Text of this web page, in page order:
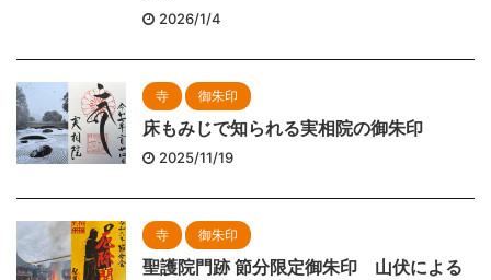
2026/1/4
寺 御朱印
床もみじで知られる実相院の御朱印
2025/11/19
寺 御朱印
聖護院門跡 節分限定御朱印 山伏による